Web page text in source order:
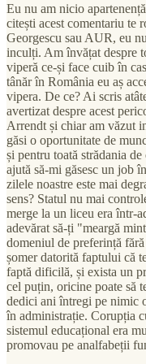
Eu nu am nicio
citești acest comentariu te
Georgescu sau AUR, eu
inculți. Am învățat despre
viperă ce-și face cuib în
tânăr în România eu aș
vipera. De ce? Ai scris
avertizat despre acest
Arrendt și chiar am văzut
găsi o oportunitate de
și pentru toată strădania
ajută să-mi găsesc un job
zilele noastre este mai
sens? Statul nu mai
merge la un liceu era într-
adevărat să-ți "meargă
domeniul de preferință
șomer datorită faptului că
faptă dificilă, și exista un
cel puțin, oricine poate să
dedici ani întregi pe nimic
în administrație. Corupția
sistemul educațional era
promovau pe analfabeții